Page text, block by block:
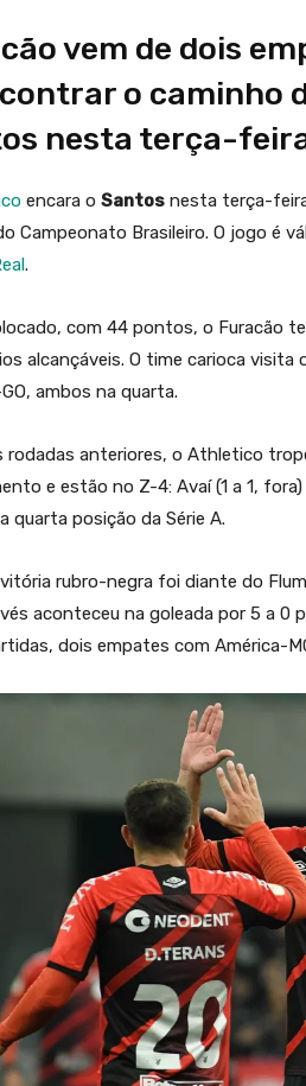
vem de dois
o caminho
nesta terça-
encara o Santos nesta terça-
Campeonato Brasileiro. O jogo é
.
com 44 pontos, o Furacão
alcançáveis. O time carioca
ambos na quarta.
rodadas anteriores, o Athletico
e estão no Z-4: Avaí (1 a 1,
quarta posição da Série A.
rubro-negra foi diante do
aconteceu na goleada por 5 a 0
dois empates com América-